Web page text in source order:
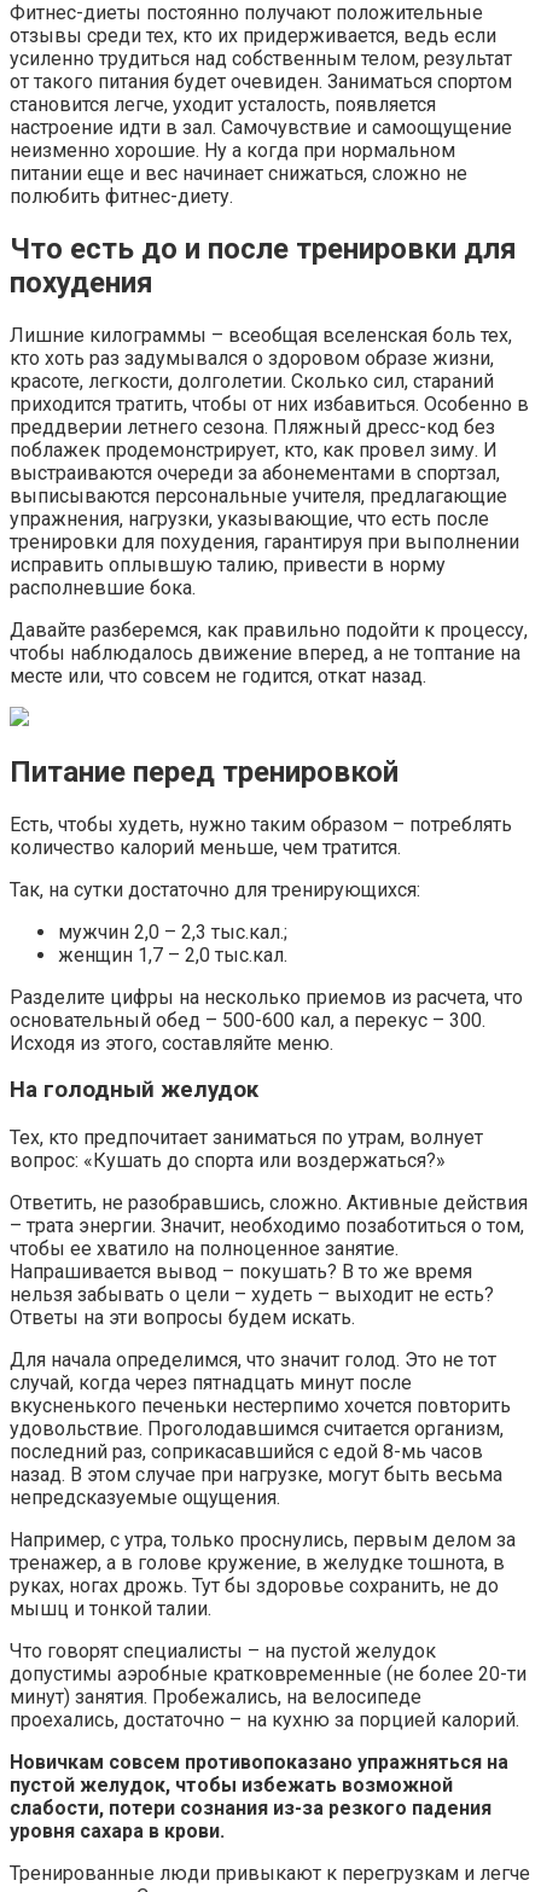
Фитнес-диеты постоянно получают положительные
отзывы среди тех, кто их придерживается, ведь если
усиленно трудиться над собственным телом, результат
от такого питания будет очевиден. Заниматься спортом
становится легче, уходит усталость, появляется
настроение идти в зал. Самочувствие и самоощущение
неизменно хорошие. Ну а когда при нормальном
питании еще и вес начинает снижаться, сложно не
полюбить фитнес-диету.
Что есть до и после тренировки для
похудения
Лишние килограммы – всеобщая вселенская боль тех,
кто хоть раз задумывался о здоровом образе жизни,
красоте, легкости, долголетии. Сколько сил, стараний
приходится тратить, чтобы от них избавиться. Особенно в
преддверии летнего сезона. Пляжный дресс-код без
поблажек продемонстрирует, кто, как провел зиму. И
выстраиваются очереди за абонементами в спортзал,
выписываются персональные учителя, предлагающие
упражнения, нагрузки, указывающие, что есть после
тренировки для похудения, гарантируя при выполнении
исправить оплывшую талию, привести в норму
располневшие бока.
Давайте разберемся, как правильно подойти к процессу,
чтобы наблюдалось движение вперед, а не топтание на
месте или, что совсем не годится, откат назад.
Питание перед тренировкой
Есть, чтобы худеть, нужно таким образом – потреблять
количество калорий меньше, чем тратится.
Так, на сутки достаточно для тренирующихся:
мужчин 2,0 – 2,3 тыс.кал.;
женщин 1,7 – 2,0 тыс.кал.
Разделите цифры на несколько приемов из расчета, что
основательный обед – 500-600 кал, а перекус – 300.
Исходя из этого, составляйте меню.
На голодный желудок
Тех, кто предпочитает заниматься по утрам, волнует
вопрос: «Кушать до спорта или воздержаться?»
Ответить, не разобравшись, сложно. Активные действия
– трата энергии. Значит, необходимо позаботиться о том,
чтобы ее хватило на полноценное занятие.
Напрашивается вывод – покушать? В то же время
нельзя забывать о цели – худеть – выходит не есть?
Ответы на эти вопросы будем искать.
Для начала определимся, что значит голод. Это не тот
случай, когда через пятнадцать минут после
вкусненького печеньки нестерпимо хочется повторить
удовольствие. Проголодавшимся считается организм,
последний раз, соприкасавшийся с едой 8-мь часов
назад. В этом случае при нагрузке, могут быть весьма
непредсказуемые ощущения.
Например, с утра, только проснулись, первым делом за
тренажер, а в голове кружение, в желудке тошнота, в
руках, ногах дрожь. Тут бы здоровье сохранить, не до
мышц и тонкой талии.
Что говорят специалисты – на пустой желудок
допустимы аэробные кратковременные (не более 20-ти
минут) занятия. Пробежались, на велосипеде
проехались, достаточно – на кухню за порцией калорий.
Новичкам совсем противопоказано упражняться на
пустой желудок, чтобы избежать возможной
слабости, потери сознания из-за резкого падения
уровня сахара в крови.
Тренированные люди привыкают к перегрузкам и легче